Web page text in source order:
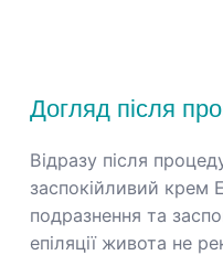
Догляд після
Відразу після
заспокійливий крем
подразнення та
епіляції живота не